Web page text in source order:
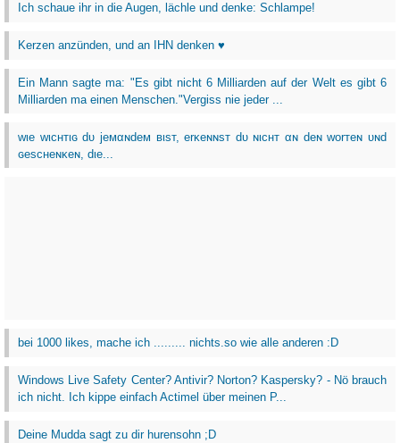
Ich schaue ihr in die Augen, lächle und denke: Schlampe!
Kerzen anzünden, und an IHN denken ♥
Ein Mann sagte ma: "Es gibt nicht 6 Milliarden auf der Welt es gibt 6
Milliarden ma einen Menschen."Vergiss nie jeder ...
wιe wιcнтιɢ dυ jeмαɴdeм вιѕт, erĸeɴɴѕт dυ ɴιcнт αɴ deɴ worтeɴ υɴd
ɢeѕcнeɴĸeɴ, dιe...
bei 1000 likes, mache ich ......... nichts.so wie alle anderen :D
Windows Live Safety Center? Antivir? Norton? Kaspersky? - Nö brauch
ich nicht. Ich kippe einfach Actimel über meinen P...
Deine Mudda sagt zu dir hurensohn ;D